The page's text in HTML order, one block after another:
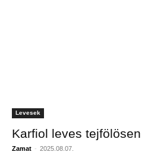
Levesek
Karfiol leves tejfölösen
Zamat - 2025.08.07.